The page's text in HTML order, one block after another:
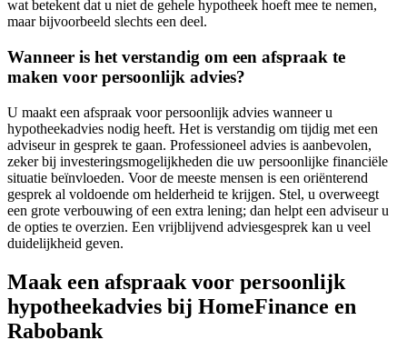
wat betekent dat u niet de gehele hypotheek hoeft mee te nemen,
maar bijvoorbeeld slechts een deel.
Wanneer is het verstandig om een afspraak te
maken voor persoonlijk advies?
U maakt een afspraak voor persoonlijk advies wanneer u
hypotheekadvies nodig heeft. Het is verstandig om tijdig met een
adviseur in gesprek te gaan. Professioneel advies is aanbevolen,
zeker bij investeringsmogelijkheden die uw persoonlijke financiële
situatie beïnvloeden. Voor de meeste mensen is een oriënterend
gesprek al voldoende om helderheid te krijgen. Stel, u overweegt
een grote verbouwing of een extra lening; dan helpt een adviseur u
de opties te overzien. Een vrijblijvend adviesgesprek kan u veel
duidelijkheid geven.
Maak een afspraak voor persoonlijk
hypotheekadvies bij HomeFinance en
Rabobank